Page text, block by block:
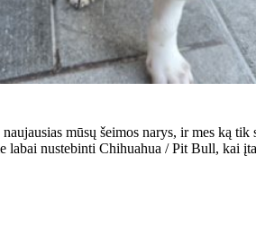
naujausias mūsų šeimos narys, ir mes ką
labai nustebinti Chihuahua / Pit Bull, kai